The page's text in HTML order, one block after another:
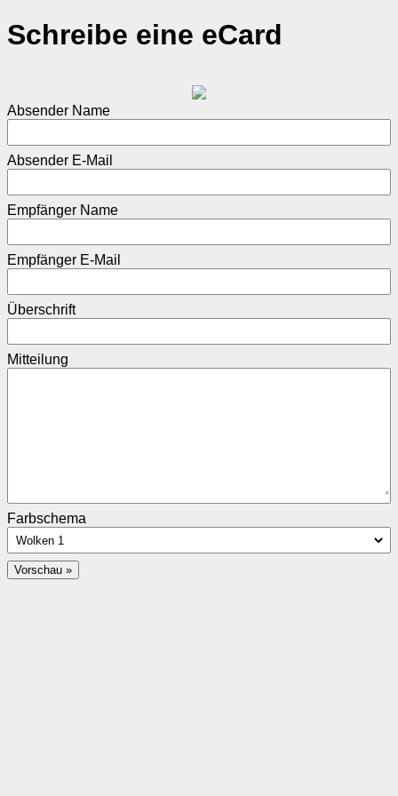
Schreibe eine eCard
Absender Name
Absender E-Mail
Empfänger Name
Empfänger E-Mail
Überschrift
Mitteilung
Farbschema